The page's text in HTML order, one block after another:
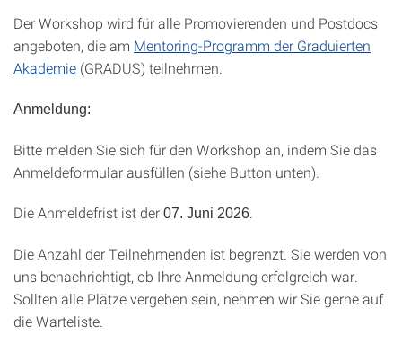
Der Workshop wird für alle Promovierenden und Postdocs
angeboten, die am Mentoring-Programm der Graduierten
Akademie (GRADUS) teilnehmen.
Anmeldung:
Bitte melden Sie sich für den Workshop an, indem Sie das
Anmeldeformular ausfüllen (siehe Button unten).
Die Anmeldefrist ist der 07. Juni 2026
Die Anzahl der Teilnehmenden ist begrenzt. Sie werden von
uns benachrichtigt, ob Ihre Anmeldung erfolgreich war.
Sollten alle Plätze vergeben sein, nehmen wir Sie gerne auf
die Warteliste.